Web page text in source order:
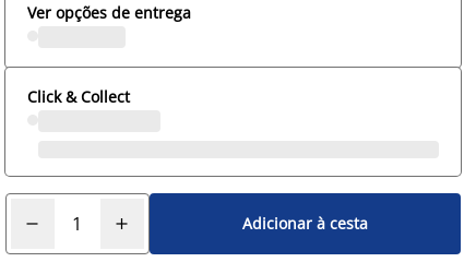
Ver opções de entrega
Click & Collect
Adicionar à cesta